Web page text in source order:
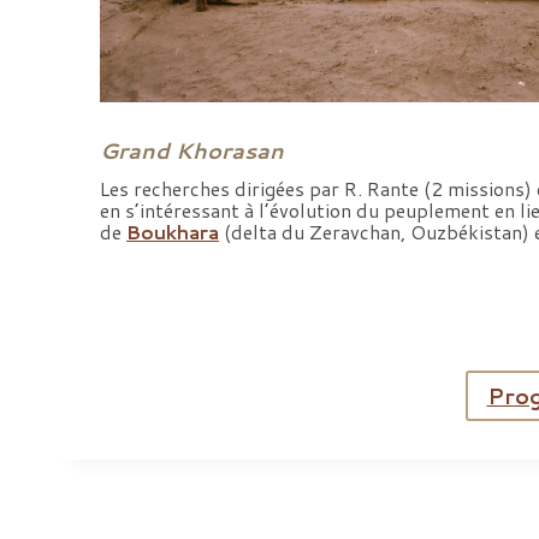
Grand Khorasan
Les recherches dirigées par R. Rante (2
en s’intéressant à l’évolution du peuplement en
de Boukhara (delta du Zeravchan,